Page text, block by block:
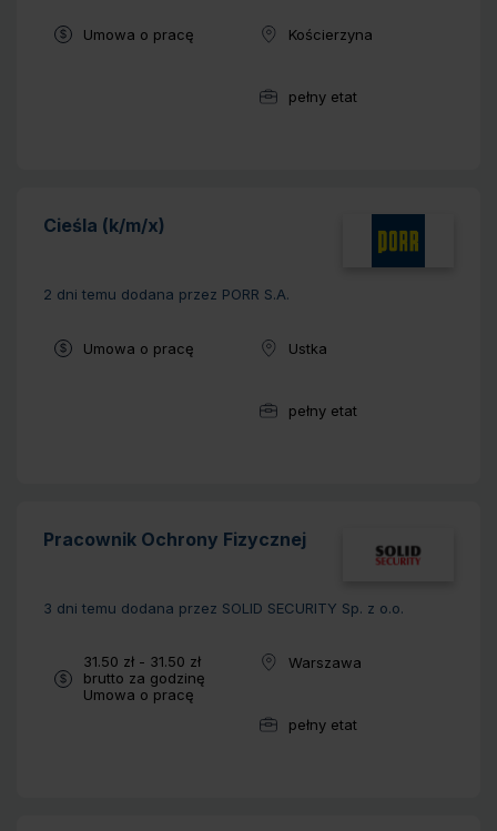
Typ umowy:
Umowa o pracę Lokalizacja:
Kościerzyna
Wymiar pracy:
pełny etat
Cieśla (k/m/x)
2 dni temu dodana przez PORR S.A.
Typ umowy:
Umowa o pracę Lokalizacja:
Ustka
Wymiar pracy:
pełny etat
Pracownik Ochrony Fizycznej
3 dni temu dodana przez SOLID SECURITY Sp. z o.o.
Wynagrodzenie:
31.50 zł - 31.50 zł
brutto za godzinę
Typ umowy:
Umowa o pracę
Lokalizacja:
Warszawa
Wymiar pracy:
pełny etat